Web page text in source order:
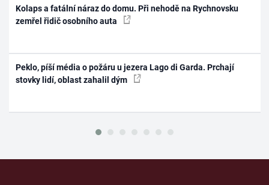
Kolaps a fatální náraz do domu. Při nehodě na Rychnovsku
zemřel řidič osobního auta
Peklo, píší média o požáru u jezera Lago di Garda. Prchají
stovky lidí, oblast zahalil dým